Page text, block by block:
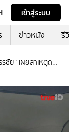
เข้าสู่ระบบ
ข่าวหนัง รี
ชัย” เผยสาเหตุถอน